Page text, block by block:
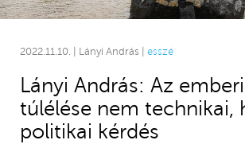
2022.11.10. | Lányi András | esszé
Lányi András: Az
túlélése nem technikai,
politikai kérdés